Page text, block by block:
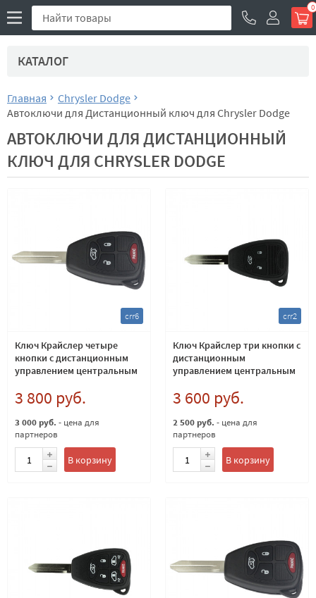
0
КАТАЛОГ
Главная
Chrysler Dodge
Автоключи для Дистанционный ключ для Chrysler Dodge
АВТОКЛЮЧИ ДЛЯ ДИСТАНЦИОННЫЙ
КЛЮЧ ДЛЯ CHRYSLER DODGE
crr6
Ключ Крайслер четыре
кнопки с дистанционным
управлением центральным
Европейский 433Мгц M3N
3 800 руб.
3 000 руб. - цена для
партнеров
В корзину
crr2
Ключ Крайслер три кнопки с
дистанционным
управлением центральным
Европейский 433Мгц
3 600 руб.
2 500 руб. - цена для
партнеров
В корзину